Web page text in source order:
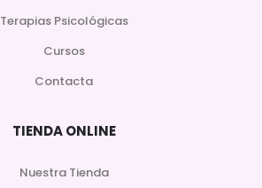
Terapias Psicológicas
Cursos
Contacta
TIENDA ONLINE
Nuestra Tienda